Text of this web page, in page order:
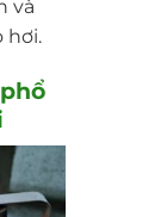
và
hơi.